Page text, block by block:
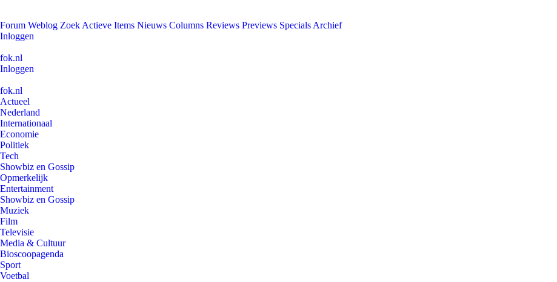
Forum Weblog Zoek Actieve Items Nieuws Columns Reviews Previews Specials Archief
Inloggen
fok.nl
Inloggen
fok.nl
Actueel
Nederland
Internationaal
Economie
Politiek
Tech
Showbiz en Gossip
Opmerkelijk
Entertainment
Showbiz en Gossip
Muziek
Film
Televisie
Media & Cultuur
Bioscoopagenda
Sport
Voetbal